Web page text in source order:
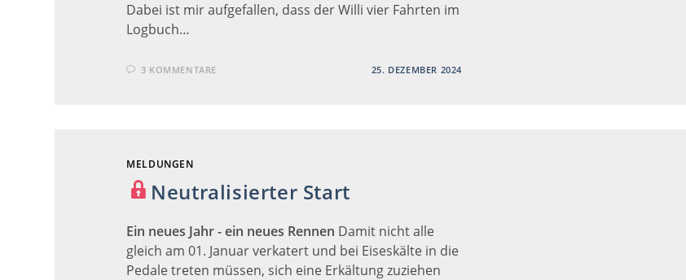
Dabei ist mir aufgefallen, dass der Willi vier Fahrten im
Logbuch…
3 KOMMENTARE 25. DEZEMBER 2024
MELDUNGEN
Neutralisierter Start
Ein neues Jahr - ein neues Rennen Damit nicht alle
gleich am 01. Januar verkatert und bei Eiseskälte in die
Pedale treten müssen, sich eine Erkältung zuziehen